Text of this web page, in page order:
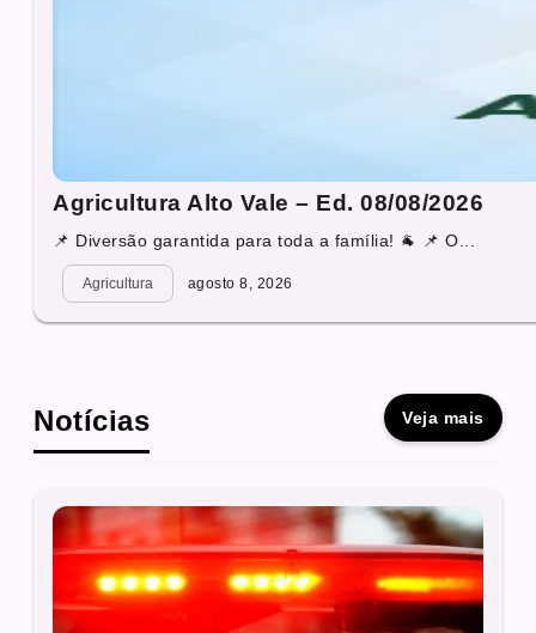
Agricultura Alto Vale – Ed. 08/08/2026
📌 Diversão garantida para toda a família! 🐐 📌 O...
Agricultura agosto 8, 2026
Notícias Veja mais